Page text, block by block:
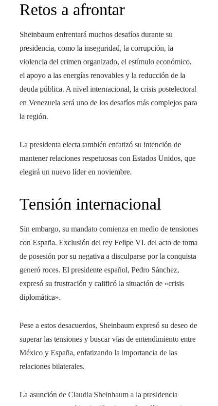
Retos a afrontar
Sheinbaum enfrentará muchos desafíos durante su
presidencia, como la inseguridad, la corrupción, la
violencia del crimen organizado, el estímulo económico,
el apoyo a las energías renovables y la reducción de la
deuda pública. A nivel internacional, la crisis postelectoral
en Venezuela será uno de los desafíos más complejos para
la región.
La presidenta electa también enfatizó su intención de
mantener relaciones respetuosas con Estados Unidos, que
elegirá un nuevo líder en noviembre.
Tensión internacional
Sin embargo, su mandato comienza en medio de tensiones
con España. Exclusión del rey Felipe VI. del acto de toma
de posesión por su negativa a disculparse por la conquista
generó roces. El presidente español, Pedro Sánchez,
expresó su frustración y calificó la situación de «crisis
diplomática».
Pese a estos desacuerdos, Sheinbaum expresó su deseo de
superar las tensiones y buscar vías de entendimiento entre
México y España, enfatizando la importancia de las
relaciones bilaterales.
La asunción de Claudia Sheinbaum a la presidencia